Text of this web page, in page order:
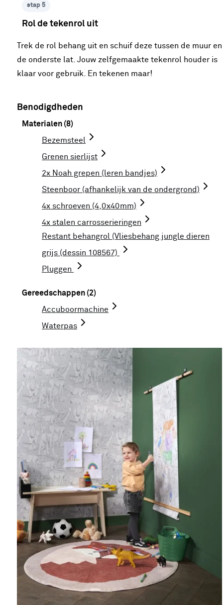
stap 5
Rol de tekenrol uit
Trek de rol behang uit en schuif deze tussen de muur en
de onderste lat. Jouw zelfgemaakte tekenrol houder is
klaar voor gebruik. En tekenen maar!
Benodigdheden
Materialen (8)
Bezemsteel
Grenen sierlijst
2x Noah grepen (leren bandjes)
Steenboor (afhankelijk van de ondergrond)
4x schroeven (4,0x40mm)
4x stalen carrosserieringen
Restant behangrol (Vliesbehang jungle dieren
grijs (dessin 108567)
Pluggen
Gereedschappen (2)
Accuboormachine
Waterpas